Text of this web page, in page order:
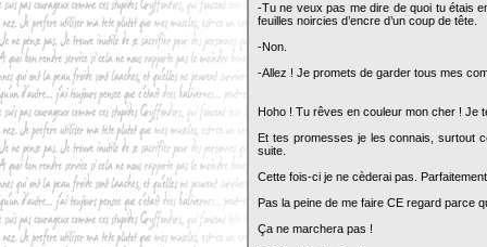
-Tu ne veux pas me dire de quoi tu étais
feuilles noircies d’encre d’un coup de tête.
-Non.
-Allez ! Je promets de garder tous mes
Hoho ! Tu rêves en couleur mon cher ! Je
Et tes promesses je les connais, surtout
suite.
Cette fois-ci je ne cèderai pas.
Pas la peine de me faire CE regard parce
Ça ne marchera pas !